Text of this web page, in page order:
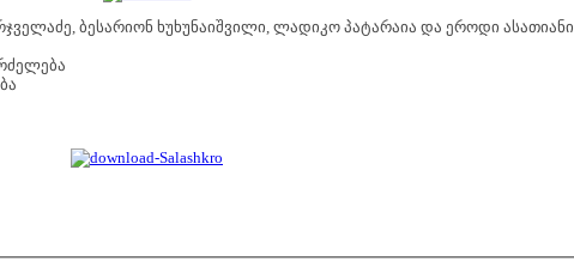
ბესარიონ ხუხუნაიშვილი, ლადიკო პატარაია და ეროდი ასათიანი